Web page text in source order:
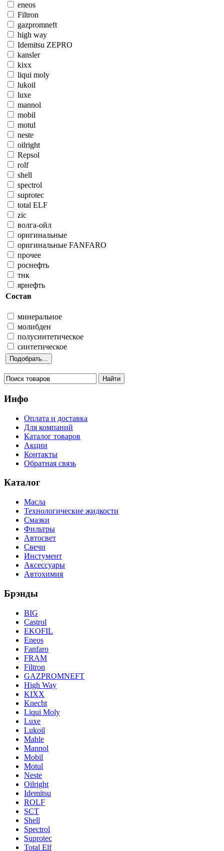
eneos
Filtron
gazpromneft
high way
Idemitsu ZEPRO
kansler
kixx
liqui moly
lukoil
luxe
mannol
mobil
motul
neste
oilright
Repsol
rolf
shell
spectrol
suprotec
total ELF
zic
волга-ойл
оригинальные
оригинальные FANFARO
прочее
роснефть
тнк
ярнефть
Состав
минеральное
молибден
полусинтетическое
синтетическое
Инфо
Оплата и доставка
Для компаний
Каталог товаров
Акции
Контакты
Обратная связь
Каталог
Масла
Технологические жидкости
Смазки
Фильтры
Автосвет
Свечи
Инстумент
Аксессуары
Автохимия
Брэнды
BIG
Castrol
EKOFIL
Eneos
Fanfaro
FRAM
Filtron
GAZPROMNEFT
High Way
KIXX
Knecht
Liqui Moly
Luxe
Lukoil
Mahle
Mannol
Mobil
Motul
Neste
Oilright
Idemitsu
ROLF
SCT
Shell
Spectrol
Suprotec
Total Elf